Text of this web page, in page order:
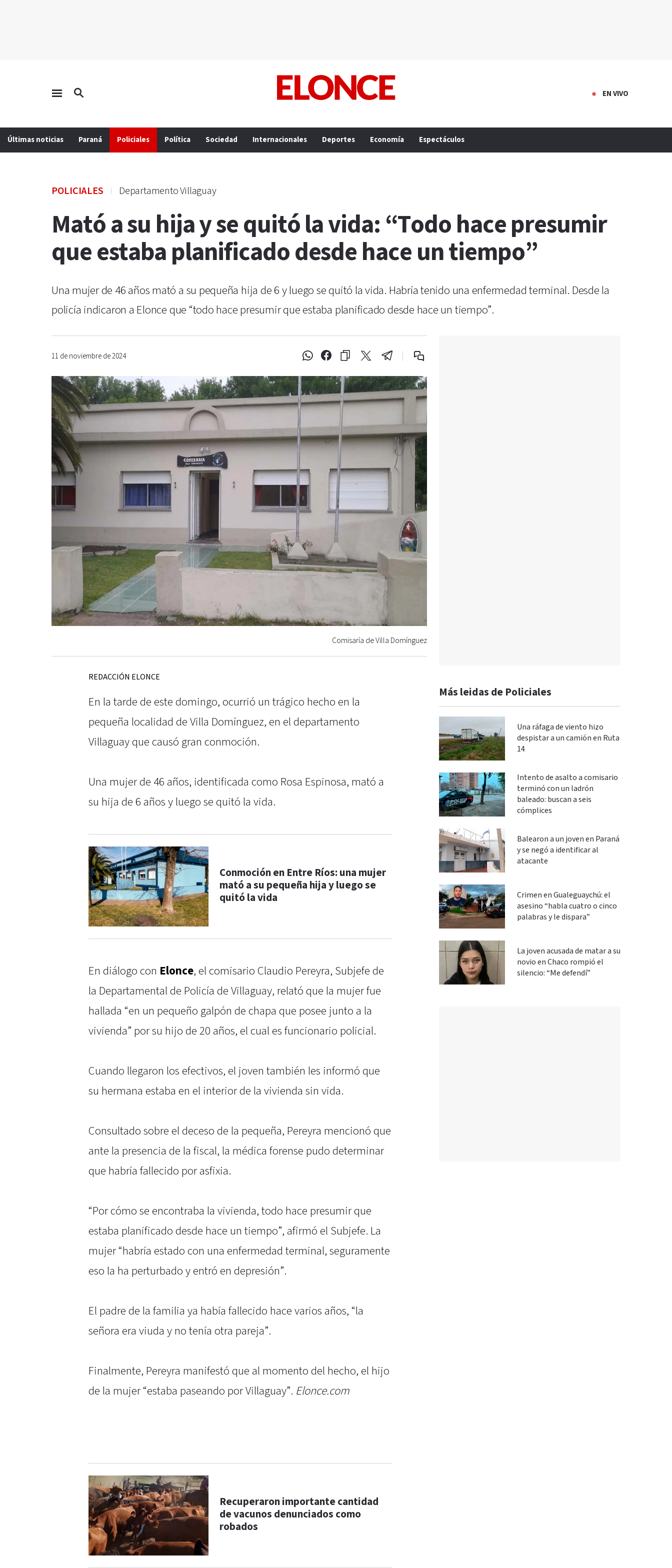
EN VIVO
Últimas noticias Paraná Policiales Política Sociedad Internacionales Deportes Economía Espectáculos
POLICIALES Departamento Villaguay
Mató a su hija y se quitó la vida: “Todo hace presumir
que estaba planificado desde hace un tiempo”
Una mujer de 46 años mató a su pequeña hija de 6 y luego se quitó la vida. Habría tenido una enfermedad terminal. Desde la
policía indicaron a Elonce que “todo hace presumir que estaba planificado desde hace un tiempo”.
11 de noviembre de 2024
Comisaría de Villa Domínguez
REDACCIÓN ELONCE
En la tarde de este domingo, ocurrió un trágico hecho en la
pequeña localidad de Villa Domínguez, en el departamento
Villaguay que causó gran conmoción.
Una mujer de 46 años, identificada como Rosa Espinosa, mató a
su hija de 6 años y luego se quitó la vida.
Conmoción en Entre Ríos: una mujer
mató a su pequeña hija y luego se
quitó la vida
En diálogo con Elonce, el comisario Claudio Pereyra, Subjefe de
la Departamental de Policía de Villaguay, relató que la mujer fue
hallada “en un pequeño galpón de chapa que posee junto a la
vivienda” por su hijo de 20 años, el cual es funcionario policial.
Cuando llegaron los efectivos, el joven también les informó que
su hermana estaba en el interior de la vivienda sin vida.
Consultado sobre el deceso de la pequeña, Pereyra mencionó que
ante la presencia de la fiscal, la médica forense pudo determinar
que habría fallecido por asfixia.
“Por cómo se encontraba la vivienda, todo hace presumir que
estaba planificado desde hace un tiempo”, afirmó el Subjefe. La
mujer “habría estado con una enfermedad terminal, seguramente
eso la ha perturbado y entró en depresión”.
El padre de la familia ya había fallecido hace varios años, “la
señora era viuda y no tenía otra pareja”.
Finalmente, Pereyra manifestó que al momento del hecho, el hijo
de la mujer “estaba paseando por Villaguay”. Elonce.com
Recuperaron importante cantidad
de vacunos denunciados como
robados
Más leidas de Policiales
Una ráfaga de viento hizo
despistar a un camión en Ruta
14
Intento de asalto a comisario
terminó con un ladrón
baleado: buscan a seis
cómplices
Balearon a un joven en Paraná
y se negó a identificar al
atacante
Crimen en Gualeguaychú: el
asesino “habla cuatro o cinco
palabras y le dispara”
La joven acusada de matar a su
novio en Chaco rompió el
silencio: “Me defendí”